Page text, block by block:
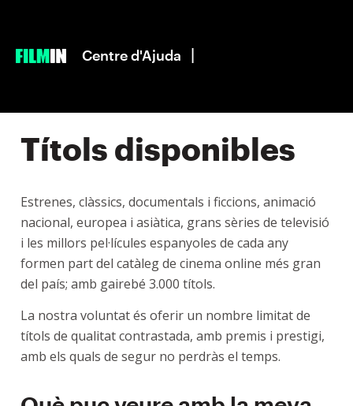
|
Centre d'Ajuda
Títols disponibles
Estrenes, clàssics, documentals i ficcions, animació
nacional, europea i asiàtica, grans sèries de televisió
i les millors pel·lícules espanyoles de cada any
formen part del catàleg de cinema online més gran
del país; amb gairebé 3.000 títols.
La nostra voluntat és oferir un nombre limitat de
títols de qualitat contrastada, amb premis i prestigi,
amb els quals de segur no perdràs el temps.